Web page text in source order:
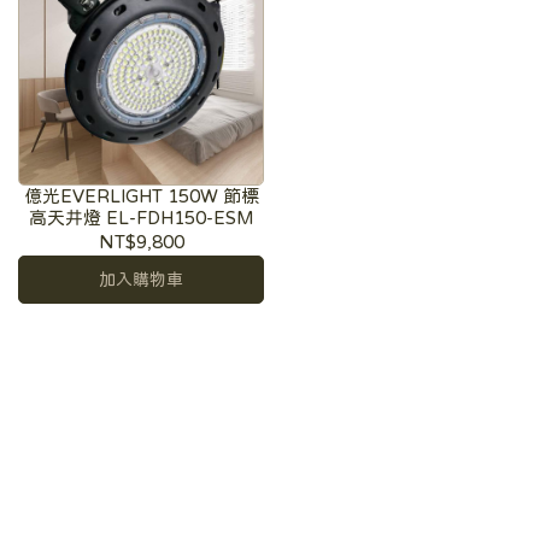
億光EVERLIGHT 150W 節標
高天井燈 EL-FDH150-ESM
NT$9,800
加入購物車